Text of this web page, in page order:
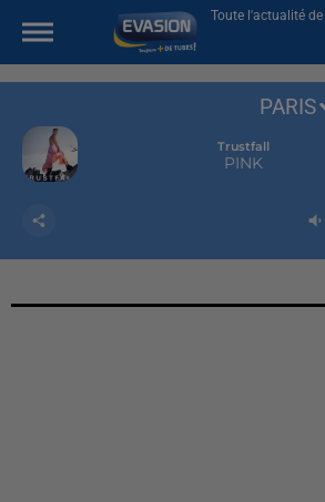
Toute l'actualité
Trustfall
PINK
PARIS